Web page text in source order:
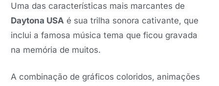
Uma das características mais marcantes de
Daytona USA é sua trilha sonora cativante, que
inclui a famosa música tema que ficou gravada
na memória de muitos.
A combinação de gráficos coloridos, animações